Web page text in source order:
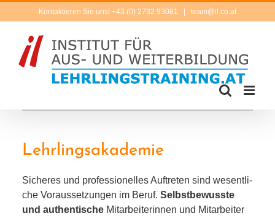
Inhalt
springen
Kontaktieren Sie uns! +43 (0) 2732 93081 team@il.co.at
Lehrlingsakademie
Sicheres und pro­fes­sio­nel­les Auftreten sind wesent­li­
che Voraussetzungen im Beruf. Selbstbewusste
und authen­ti­scheMitarbeiterinnen und Mitarbeiter